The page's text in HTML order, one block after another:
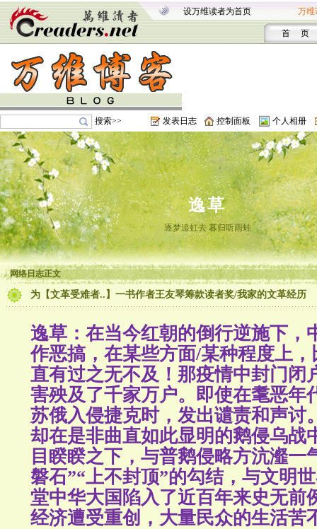
设万维读者为首页 万维
首 页
搜索>> 发表日志 控制面板 个人相册
逸草
逐梦追虹去 暮归听雨蛙
网络日志正文
为【文革受难者..】一书作者王友琴筹款读者奖/我家的文革经历
逸草：在当今红朝的倒行逆施下，
作恶搞， 在某些方面/某种程度上
直有过之无不及！那疫情中封门闭
害殃及了千家万户。即使在耄恶年
苏俄入侵捷克时，发出谴责和声讨
却在是非曲直如此显明的鹅侵乌战
目睽睽之下，与普鹅侵略方沆瀣一
磐石”“上不封顶”的勾结，与文明
堂中华大国陷入了近百年来史无前
经济遭受重创，大量民众的生活苦